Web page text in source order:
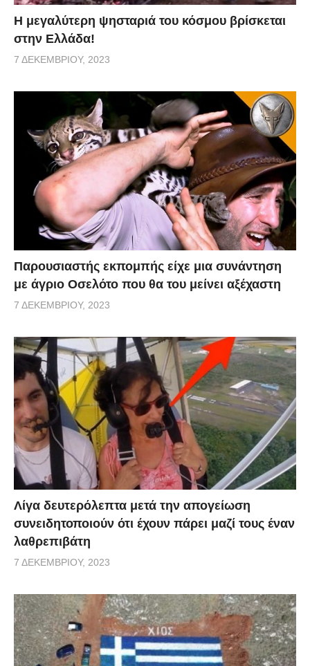
Η μεγαλύτερη ψησταριά του κόσμου βρίσκεται
στην Ελλάδα!
7 ΔΕΚΕΜΒΡΊΟΥ, 2023
Παρουσιαστής εκπομπής είχε μια συνάντηση
με άγριο Οσελότο που θα του μείνει αξέχαστη
7 ΔΕΚΕΜΒΡΊΟΥ, 2023
Λίγα δευτερόλεπτα μετά την απογείωση
συνειδητοποιούν ότι έχουν πάρει μαζί τους έναν
λαθρεπιβάτη
7 ΔΕΚΕΜΒΡΊΟΥ, 2023